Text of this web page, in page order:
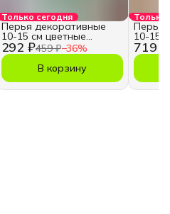
Только сегодня
292 ₽459 ₽−36%
Перья декоративные
10-15 см цветные
натуральные
В корзину
Только
719 ₽
Перья
10-15